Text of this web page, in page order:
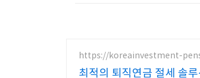
https://koreainvestment-
최적의 퇴직연금 절세 솔